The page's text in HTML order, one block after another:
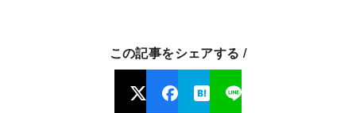
この記事をシェアする /